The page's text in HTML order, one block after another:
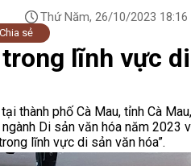
Thứ Năm, 26/10/2023 18:16
Chia sẻ
lĩnh vực di
thành phố Cà Mau, tỉnh Cà
Di sản văn hóa năm 2023
lĩnh vực di sản văn hóa”.